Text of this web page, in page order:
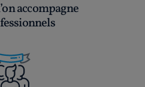
accompagne